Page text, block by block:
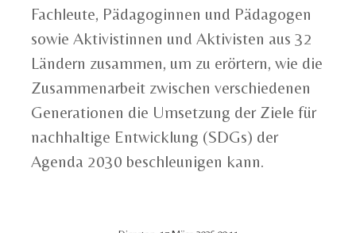
Fachleute, Pädagoginnen und Pädagogen
sowie Aktivistinnen und Aktivisten aus 32
Ländern zusammen, um zu erörtern, wie die
Zusammenarbeit zwischen verschiedenen
Generationen die Umsetzung der Ziele für
nachhaltige Entwicklung (SDGs) der
Agenda 2030 beschleunigen kann.